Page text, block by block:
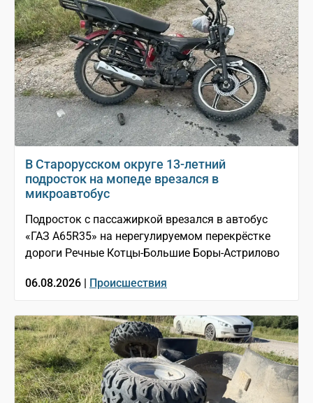
В Старорусском округе 13-летний
подросток на мопеде врезался в
микроавтобус
Подросток с пассажиркой врезался в автобус
«ГАЗ A65R35» на нерегулируемом перекрёстке
дороги Речные Котцы-Большие Боры-Астрилово
06.08.2026 | Происшествия